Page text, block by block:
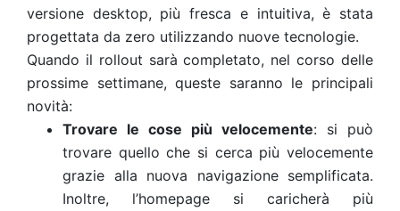
versione desktop, più fresca e intuitiva, è stata
progettata da zero utilizzando nuove tecnologie.
Quando il rollout sarà completato, nel corso delle
prossime settimane, queste saranno le principali
novità:
Trovare le cose più velocemente: si può
trovare quello che si cerca più velocemente
grazie alla nuova navigazione semplificata.
Inoltre, l’homepage si caricherà più